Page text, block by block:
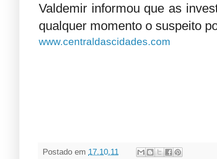
Valdemir informou que as
qualquer momento o suspeito
www.centraldascidades.com
Postado em 17.10.11